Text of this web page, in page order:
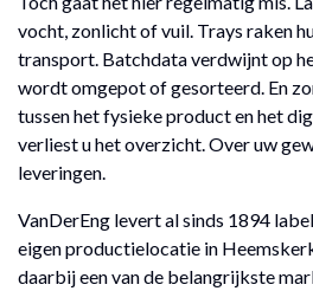
vocht, zonlicht of vuil. Trays raken
transport. Batchdata verdwijnt op
wordt omgepot of gesorteerd. En
tussen het fysieke product en het
verliest u het overzicht. Over uw
leveringen.
VanDerEng levert al sinds 1894
eigen productielocatie in
daarbij een van de belangrijkste